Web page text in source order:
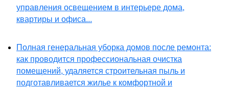
управления освещением в интерьере дома,
квартиры и офиса...
Полная генеральная уборка домов после ремонта:
как проводится профессиональная очистка
помещений, удаляется строительная пыль и
подготавливается жилье к комфортной и